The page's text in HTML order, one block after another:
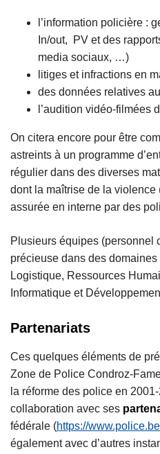
l’information policière :
In/out, PV et des
media sociaux, …)
litiges et infractions en
des données relatives
l’audition vidéo-filmées
On citera encore pour être
astreints à un programme
régulier dans des diverses
dont la maîtrise de la violence
assurée en interne par des
Plusieurs équipes (personnel
précieuse dans des
Logistique, Ressources
Informatique et
Partenariats
Ces quelques éléments de
Zone de Police Condroz-
la réforme des police en
collaboration avec ses
fédérale (https://
également avec d’autres